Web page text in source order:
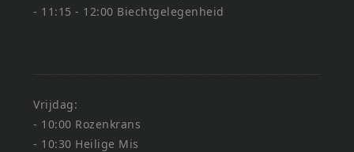
- 11:15 - 12:00 Biechtgelegenheid
Vrijdag:
- 10:00 Rozenkrans
- 10:30 Heilige Mis